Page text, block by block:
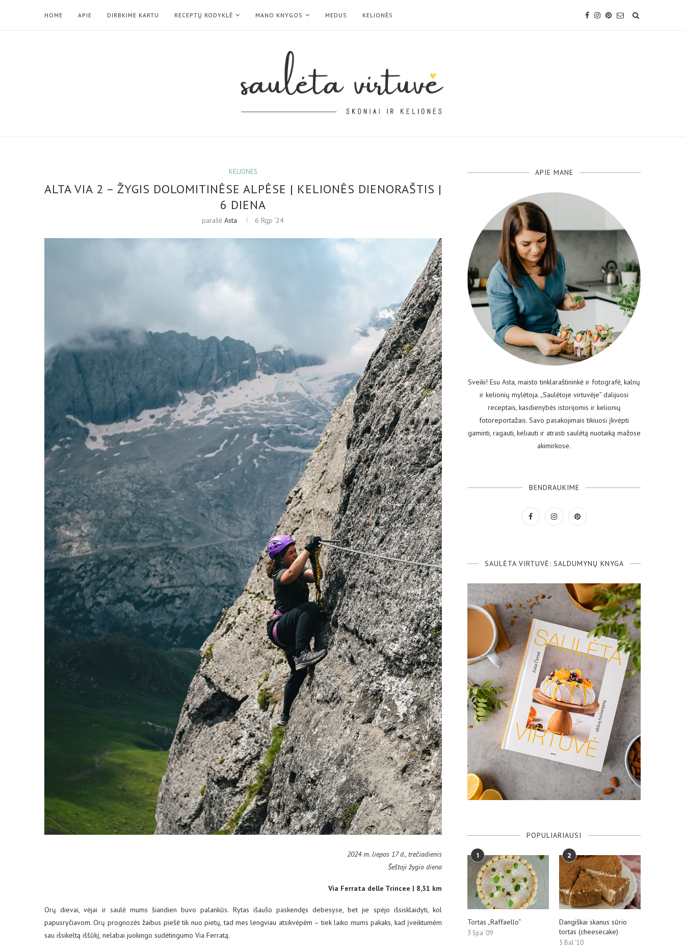
HOME APIE DIRBKIME KARTU RECEPTŲ RODYKLĖ MANO KNYGOS MEDUS KELIONĖS
KELIONĖS
ALTA VIA 2 – ŽYGIS DOLOMITINĖSE ALPĖSE | KELIONĖS DIENORAŠTIS |
6 DIENA
parašėAsta 6 Rgp ’24
2024 m. liepos 17 d., trečiadienis
Šeštoji žygio diena
Via Ferrata delle Trincee | 8,31 km
Orų dievai, vėjai ir saulė mums šiandien buvo palankūs. Rytas išaušo paskendęs debesyse, bet jie spėjo išsisklaidyti, kol
papusryčiavom. Orų prognozės žaibus piešė tik nuo pietų, tad mes lengviau atsikvėpėm – tiek laiko mums pakaks, kad įveiktumėm
sau išsikeltą iššūkį, nelabai juokingo sudėtingumo Via Ferratą.
APIE MANE
Sveiki! Esu Asta, maisto tinklaraštininkė ir fotografė, kalnų
ir kelionių mylėtoja. „Saulėtoje virtuvėje” dalijuosi
receptais, kasdienybės istorijomis ir kelionių
fotoreportažais. Savo pasakojimais tikiuosi įkvėpti
gaminti, ragauti, keliauti ir atrasti saulėtą nuotaiką mažose
akimirkose.
BENDRAUKIME
SAULĖTA VIRTUVĖ: SALDUMYNŲ KNYGA
POPULIARIAUSI
1
Tortas „Raffaello“
3 Spa ’09
2
Dangiškai skanus sūrio
tortas (cheesecake)
5 Bal ’10